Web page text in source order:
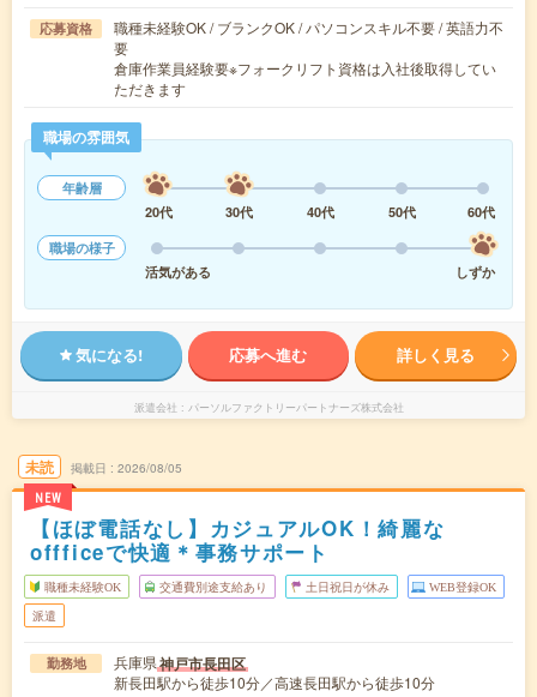
応募資格
職種未経験OK / ブランクOK / パソコンスキル不要 / 英語力不
要
倉庫作業員経験要※フォークリフト資格は入社後取得してい
ただきます
職場の雰囲気
年齢層
20代
30代 40代 50代
60代
職場の様子
活気がある
しずか
気になる! 応募へ進む 詳しく見る
派遣会社 パーソルファクトリーパートナーズ株式会社
未読
NEW
掲載日 2026/08/05
【ほぼ電話なし】カジュアルOK！綺麗な
offficeで快適＊事務サポート
職種未経験OK 交通費別途支給あり 土日祝日が休み WEB登録OK
派遣
勤務地 兵庫県神戸市長田区
新長田駅から徒歩10分／高速長田駅から徒歩10分